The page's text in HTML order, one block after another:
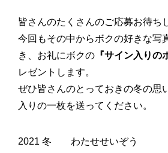
皆さんのたくさんのご応募お待ち
今回もその中からボクの好きな写
き、お礼にボクの 『サイン入りの
レゼントします。
ぜひ皆さんのとっておきの冬の思
入りの一枚を送ってください。
2021 冬 わたせせいぞう